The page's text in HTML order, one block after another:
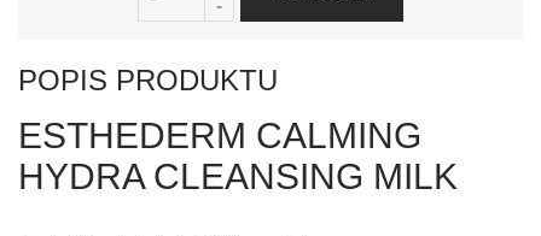
POPIS PRODUKTU
ESTHEDERM CALMING
HYDRA CLEANSING MILK